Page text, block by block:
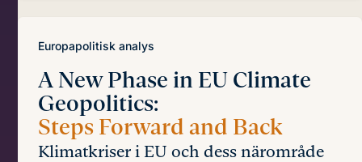
Europapolitisk analys
A New Phase in EU Climate
Geopolitics:
Steps Forward and Back
Klimatkriser i EU och dess närområde